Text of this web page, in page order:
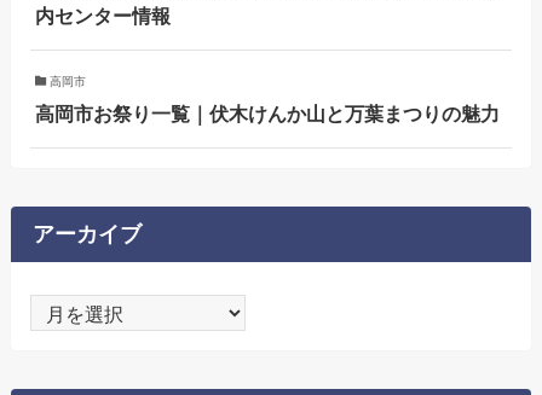
内センター情報
高岡市
高岡市お祭り一覧｜伏木けんか山と万葉まつりの魅力
アーカイブ
ー